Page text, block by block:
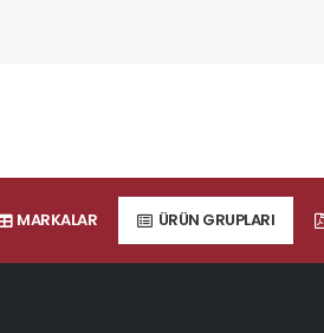
MARKALAR ÜRÜN GRUPLARI